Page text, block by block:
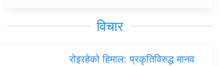
विचार
रोइरहेको हिमाल: प्रकृतिविरुद्ध मानव